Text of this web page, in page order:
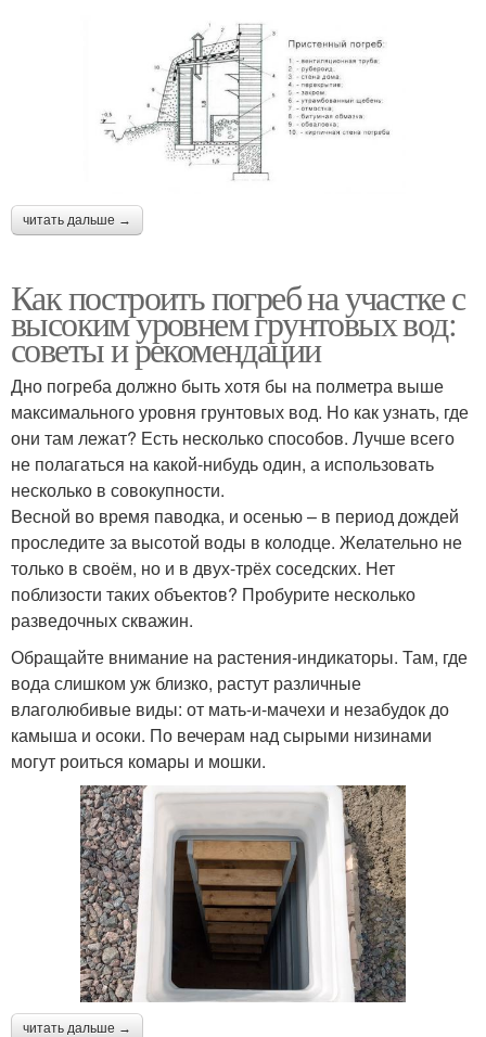
читать дальше →
Как построить погреб на участке с
высоким уровнем грунтовых вод:
советы и рекомендации
Дно погреба должно быть хотя бы на полметра выше
максимального уровня грунтовых вод. Но как узнать, где
они там лежат? Есть несколько способов. Лучше всего
не полагаться на какой-нибудь один, а использовать
несколько в совокупности.
Весной во время паводка, и осенью – в период дождей
проследите за высотой воды в колодце. Желательно не
только в своём, но и в двух-трёх соседских. Нет
поблизости таких объектов? Пробурите несколько
разведочных скважин.
Обращайте внимание на растения-индикаторы. Там, где
вода слишком уж близко, растут различные
влаголюбивые виды: от мать-и-мачехи и незабудок до
камыша и осоки. По вечерам над сырыми низинами
могут роиться комары и мошки.
читать дальше →